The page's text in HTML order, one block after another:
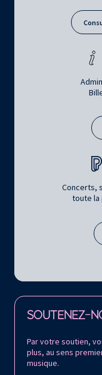
Concerts,
toute la
SOUTENEZ-
Par votre soutien,
plus, au sens
musique.
Retrouvez la